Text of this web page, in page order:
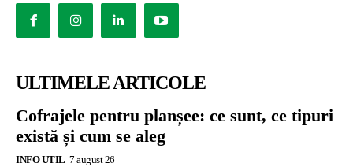
ULTIMELE ARTICOLE
Cofrajele pentru planșee: ce sunt, ce tipuri
există și cum se aleg
INFO UTIL 7 august 26